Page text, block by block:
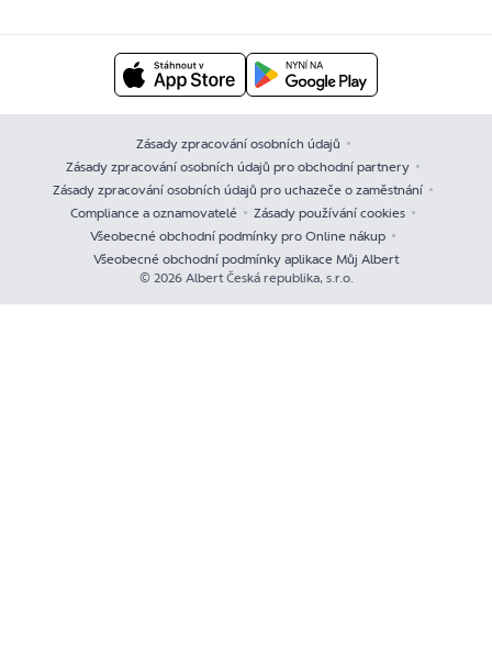
Zásady zpracování osobních údajů
Zásady zpracování osobních údajů pro obchodní partnery
Zásady zpracování osobních údajů pro uchazeče o zaměstnání
Compliance a oznamovatelé
Zásady používání cookies
Všeobecné obchodní podmínky pro Online nákup
Všeobecné obchodní podmínky aplikace Můj Albert
© 2026 Albert Česká republika, s.r.o.